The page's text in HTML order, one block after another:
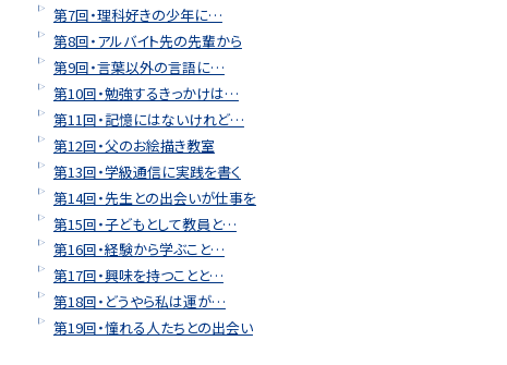
第7回・理科好きの少年に…
第8回・アルバイト先の先輩から
第9回・言葉以外の言語に…
第10回・勉強するきっかけは…
第11回・記憶にはないけれど…
第12回・父のお絵描き教室
第13回・学級通信に実践を書く
第14回・先生との出会いが仕事を
第15回・子どもとして教員と…
第16回・経験から学ぶこと…
第17回・興味を持つことと…
第18回・どうやら私は運が…
第19回・憧れる人たちとの出会い